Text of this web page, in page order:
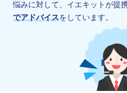
悩みに対して、イエキットが提
でアドバイスをしています。